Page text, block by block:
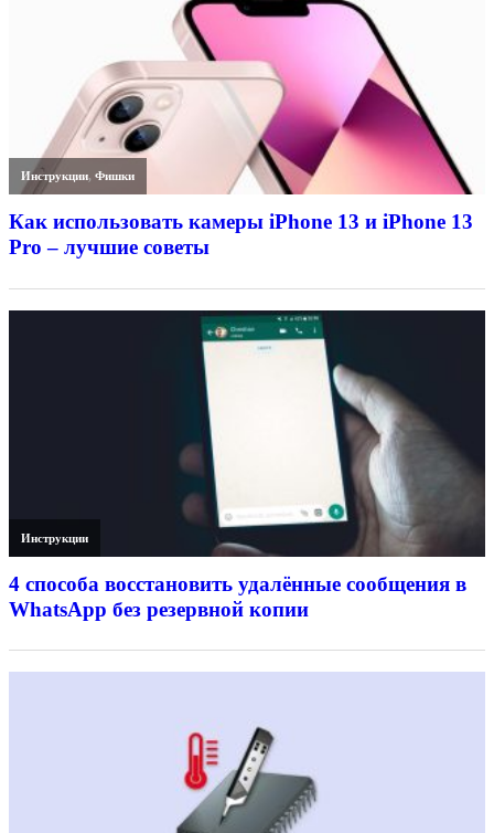
Инструкции,Фишки
Как использовать камеры iPhone 13 и iPhone 13
Pro – лучшие советы
Инструкции
4 способа восстановить удалённые сообщения в
WhatsApp без резервной копии